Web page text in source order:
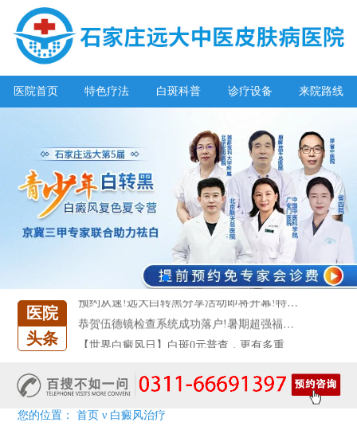
医院首页 特色疗法 白斑科普 诊疗设备 来院路线
医院
头条
阳春三月·抗白复发——远大白斑抗复发活动开启!
放寒假，祛白斑!7天唤醒黑色素!白斑强化诊疗进行中!
7天唤醒黑色素，寒假不留白 体面迎新年!
特邀原清华大学第一附属医院皮肤科主任28-29日来院会诊
五一关爱全民皮肤健康，到院领取价值2240元白斑诊疗金!
您的位置：首页 ν 白癜风治疗